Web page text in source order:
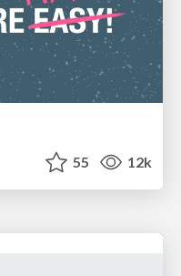
55 12k